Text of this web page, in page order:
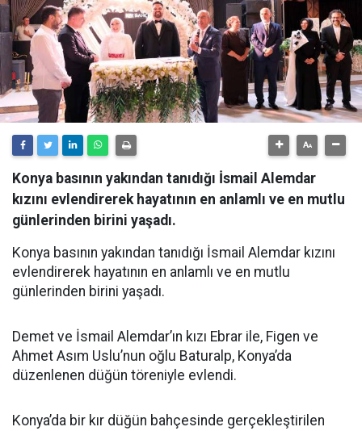
Konya basının yakından tanıdığı İsmail Alemdar
kızını evlendirerek hayatının en anlamlı ve en mutlu
günlerinden birini yaşadı.
Konya basının yakından tanıdığı İsmail Alemdar kızını
evlendirerek hayatının en anlamlı ve en mutlu
günlerinden birini yaşadı.
Demet ve İsmail Alemdar’ın kızı Ebrar ile, Figen ve
Ahmet Asım Uslu’nun oğlu Baturalp, Konya’da
düzenlenen düğün töreniyle evlendi.
Konya’da bir kır düğün bahçesinde gerçekleştirilen